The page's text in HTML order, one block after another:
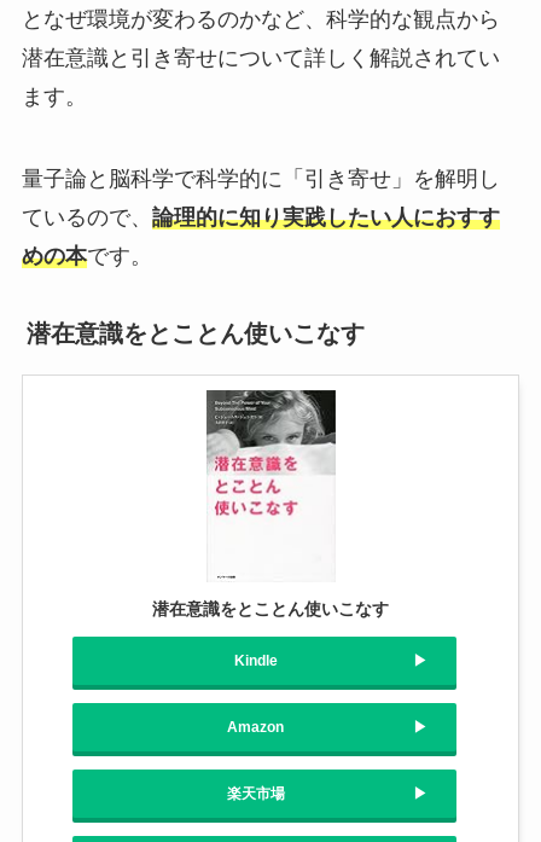
となぜ環境が変わるのかなど、科学的な観点から
潜在意識と引き寄せについて詳しく解説されてい
ます。
量子論と脳科学で科学的に「引き寄せ」を解明し
ているので、 論理的に知り実践したい人におすす
めの本です。
潜在意識をとことん使いこなす
潜在意識をとことん使いこなす
Kindle
Amazon
楽天市場